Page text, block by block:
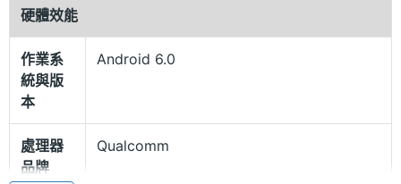
面不同步的狀況，確保觀看 VR 效果時有良好的感官
體驗，以獨特方形非球面鏡片光學設計，自適應 55 -
75mm 瞳距，適合遠視 200 度以內或近視 600 度以
內的用戶配戴，可視角高達 110 度，最大限度的滿足
觀影及遊戲需求，畫面逼真，給予身臨其境的 VR 體
驗。為了更清晰的視覺效果。Focalmax SCATI VR
硬體效能
作業系
統與版
本
Android 6.0
處理器
品牌
Qualcomm